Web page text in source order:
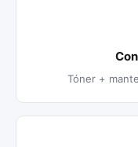
Tóner +